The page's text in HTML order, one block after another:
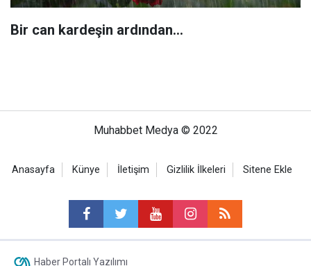
Bir can kardeşin ardından…
Muhabbet Medya © 2022
Anasayfa Künye İletişim Gizlilik İlkeleri Sitene Ekle
Haber Portalı Yazılımı